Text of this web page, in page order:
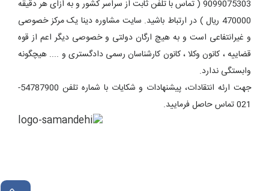
9099075303 ( تماس با تلفن ثابت از سراسر کشور و به ازای هر دقیقه
470000 ریال ) در ارتباط باشید. سایت مشاوره دینا یک مرکز خصوصی
و غیرانتفاعی است و به هیچ ارگان دولتی و خصوصی دیگر اعم از قوه
قضاییه ، کانون وکلا ، کانون کارشناسان رسمی دادگستری و .... هیچگونه
وابستگی ندارد.
جهت ارئه انتقادات، پیشنهادات و شکایات با شماره تلفن 54787900-
021 تماس حاصل فرمایید.